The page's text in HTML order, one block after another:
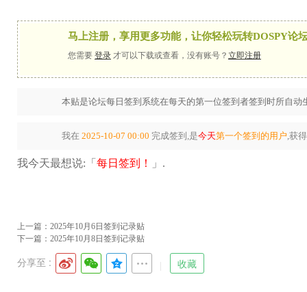
马上注册，享用更多功能，让你轻松玩转DOSPY论
您需要 登录 才可以下载或查看，没有账号？ 立即注册
本贴是论坛每日签到系统在每天的第一位签到者签到时所自动
我在 2025-10-07 00:00 完成签到,是今天第一个签到的用户,获
我今天最想说:「 每日签到！ 」.
上一篇： 2025年10月6日签到记录贴
下一篇： 2025年10月8日签到记录贴
分享至 : 收藏